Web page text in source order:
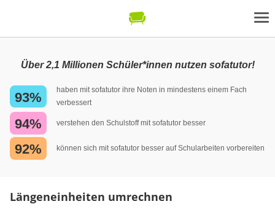
Über 2,1 Millionen Schüler*innen nutzen sofatutor!
93%
haben mit sofatutor ihre Noten in mindestens einem Fach
verbessert
94% verstehen den Schulstoff mit sofatutor besser
92% können sich mit sofatutor besser auf Schularbeiten vorbereiten
Längeneinheiten umrechnen